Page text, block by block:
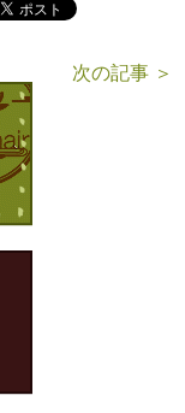
次の記事 ＞